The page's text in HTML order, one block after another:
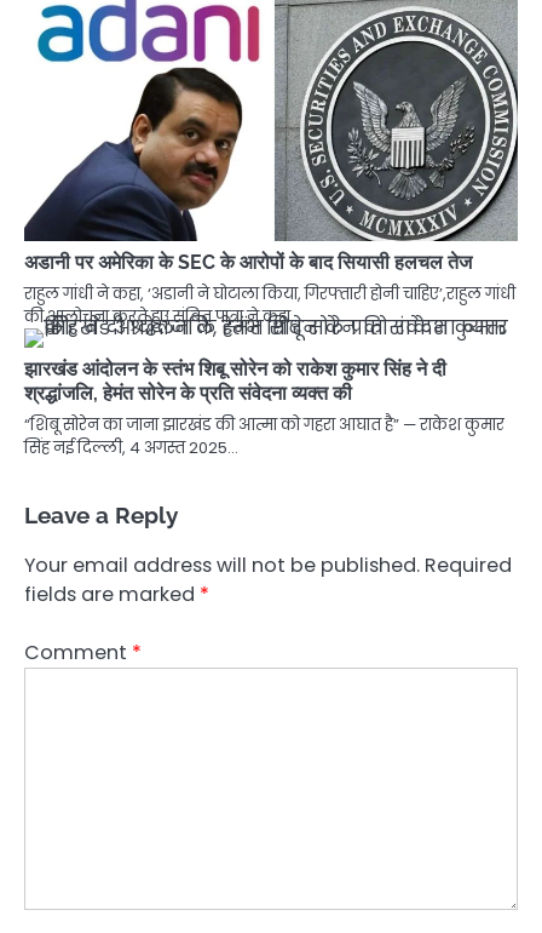
अडानी पर अमेरिका के SEC के आरोपों के बाद सियासी हलचल तेज
राहुल गांधी ने कहा, ‘अडानी ने घोटाला किया, गिरफ्तारी होनी चाहिए’,राहुल गांधी
की आलोचना करते हुए संबित पात्रा ने कहा,…
झारखंड आंदोलन के स्तंभ शिबू सोरेन को राकेश कुमार सिंह ने दी
श्रद्धांजलि, हेमंत सोरेन के प्रति संवेदना व्यक्त की
“शिबू सोरेन का जाना झारखंड की आत्मा को गहरा आघात है” — राकेश कुमार
सिंह नई दिल्ली, 4 अगस्त 2025…
Leave a Reply
Your email address will not be published. Required
fields are marked *
Comment *